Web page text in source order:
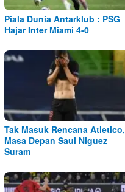
Piala Dunia Antarklub : PSG
Hajar Inter Miami 4-0
Tak Masuk Rencana Atletico,
Masa Depan Saul Niguez
Suram